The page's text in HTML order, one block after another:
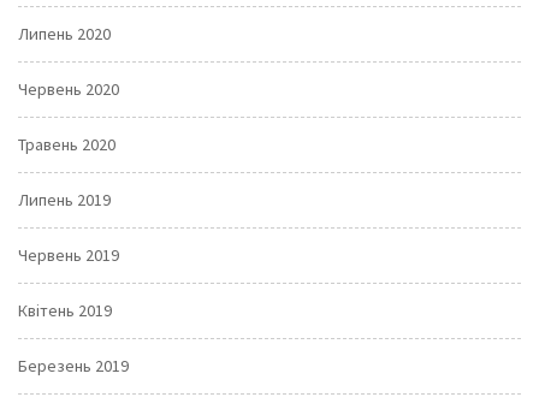
Липень 2020
Червень 2020
Травень 2020
Липень 2019
Червень 2019
Квітень 2019
Березень 2019